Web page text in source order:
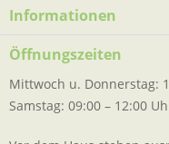
Informationen
Öffnungszeiten
Mittwoch u. Donnerstag:
Samstag: 09:00 – 12:00